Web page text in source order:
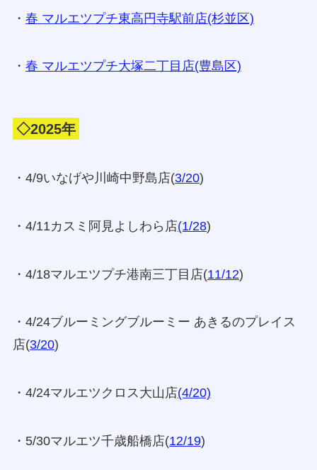
・ 春 マルエツプチ東高円寺駅前店(杉並区)
・ 春 マルエツプチ大塚二丁目店(豊島区)
◇2025年
・4/9いなげや川崎中野島店(3/20)
・4/11カスミ阿見よしわら店(1/28)
・4/18マルエツプチ港南三丁目店(11/12)
・4/24ブルーミングブルーミー あきるのプレイス
店(3/20)
・4/24マルエツクロス大山店(4/20)
・5/30マルエツ千歳船橋店(12/19)